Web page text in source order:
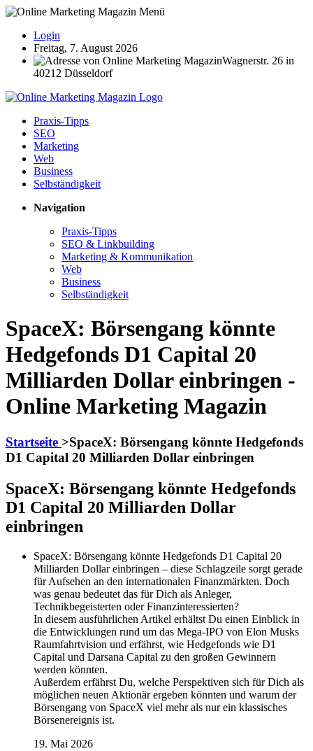
Login
Freitag, 7. August 2026
Wagnerstr. 26 in
40212 Düsseldorf
Praxis-Tipps
SEO
Marketing
Web
Business
Selbständigkeit
Navigation
Praxis-Tipps
SEO & Linkbuilding
Marketing & Kommunikation
Web
Business
Selbständigkeit
SpaceX: Börsengang könnte
Hedgefonds D1 Capital 20
Milliarden Dollar einbringen -
Online Marketing Magazin
Startseite >SpaceX: Börsengang könnte Hedgefonds
D1 Capital 20 Milliarden Dollar einbringen
SpaceX: Börsengang könnte Hedgefonds
D1 Capital 20 Milliarden Dollar
einbringen
SpaceX: Börsengang könnte Hedgefonds D1 Capital 20
Milliarden Dollar einbringen – diese Schlagzeile sorgt gerade
für Aufsehen an den internationalen Finanzmärkten. Doch
was genau bedeutet das für Dich als Anleger,
Technikbegeisterten oder Finanzinteressierten?
In diesem ausführlichen Artikel erhältst Du einen Einblick in
die Entwicklungen rund um das Mega-IPO von Elon Musks
Raumfahrtvision und erfährst, wie Hedgefonds wie D1
Capital und Darsana Capital zu den großen Gewinnern
werden könnten.
Außerdem erfährst Du, welche Perspektiven sich für Dich als
möglichen neuen Aktionär ergeben könnten und warum der
Börsengang von SpaceX viel mehr als nur ein klassisches
Börsenereignis ist.
19. Mai 2026